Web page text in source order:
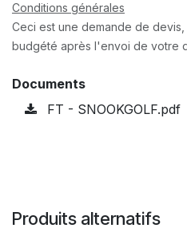
Conditions générales
Ceci est une demande de
budgété après l'envoi de votre
Documents
FT - SNOOKGOLF.pdf
Produits alternatifs